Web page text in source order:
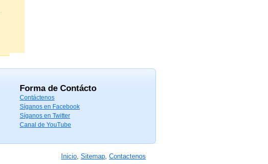
Forma de Contácto
Contáctenos
Síganos en Facebook
Síganos en Twitter
Canal de YouTube
Inicio, Sitemap, Contactenos